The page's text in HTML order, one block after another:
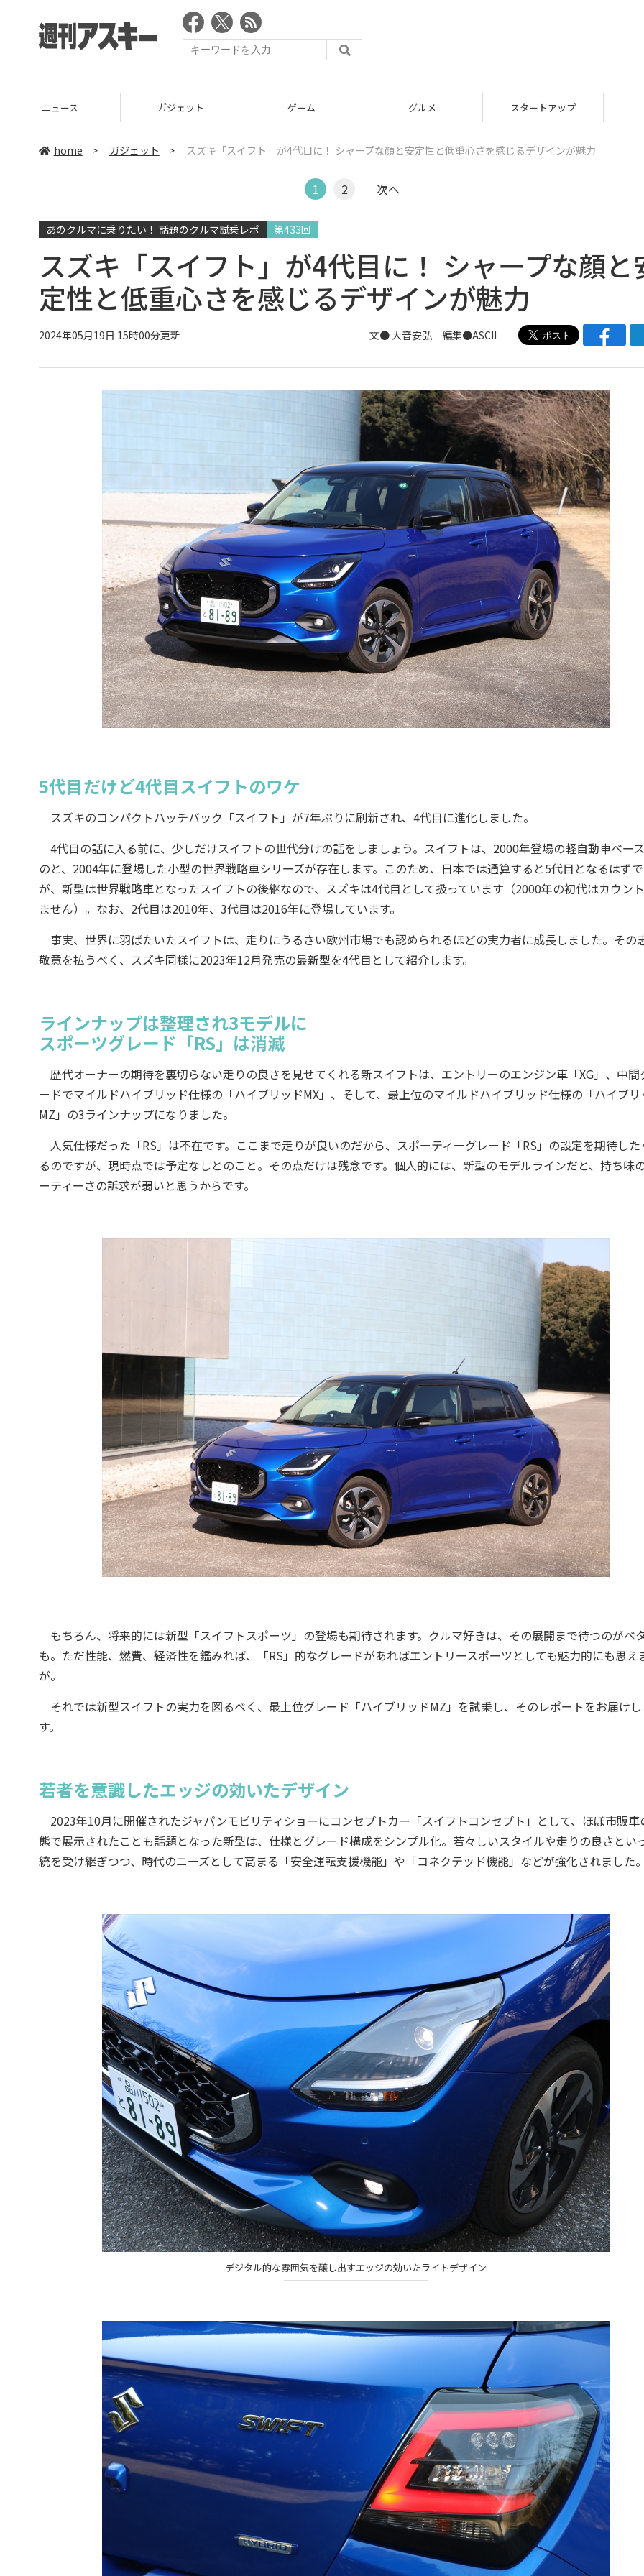
ニュース ガジェット ゲーム グルメ スタートアップ
home > ガジェット > スズキ「スイフト」が4代目に！ シャープな顔と安定性と低重心さを感じるデザインが魅力
1 2 次へ
あのクルマに乗りたい！ 話題のクルマ試乗レポ 第433回
スズキ「スイフト」が4代目に！ シャープな顔と
定性と低重心さを感じるデザインが魅力
2024年05月19日 15時00分更新 文● 大音安弘 編集●ASCII
5代目だけど4代目スイフトのワケ
スズキのコンパクトハッチバック「スイフト」が7年ぶりに刷新され、4代目に進化しました。
4代目の話に入る前に、少しだけスイフトの世代分けの話をしましょう。スイフトは、2000年登場の軽自動車ベー
のと、2004年に登場した小型の世界戦略車シリーズが存在します。このため、日本では通算すると5代目となるはず
が、新型は世界戦略車となったスイフトの後継なので、スズキは4代目として扱っています（2000年の初代はカウン
ません）。なお、2代目は2010年、3代目は2016年に登場しています。
事実、世界に羽ばたいたスイフトは、走りにうるさい欧州市場でも認められるほどの実力者に成長しました。その
敬意を払うべく、スズキ同様に2023年12月発売の最新型を4代目として紹介します。
ラインナップは整理され3モデルに
スポーツグレード「RS」は消滅
歴代オーナーの期待を裏切らない走りの良さを見せてくれる新スイフトは、エントリーのエンジン車「XG」、中間
ードでマイルドハイブリッド仕様の「ハイブリッドMX」、そして、最上位のマイルドハイブリッド仕様の「ハイブリ
MZ」の3ラインナップになりました。
人気仕様だった「RS」は不在です。ここまで走りが良いのだから、スポーティーグレード「RS」の設定を期待した
るのですが、現時点では予定なしとのこと。その点だけは残念です。個人的には、新型のモデルラインだと、持ち味
ーティーさの訴求が弱いと思うからです。
もちろん、将来的には新型「スイフトスポーツ」の登場も期待されます。クルマ好きは、その展開まで待つのがベ
も。ただ性能、燃費、経済性を鑑みれば、「RS」的なグレードがあればエントリースポーツとしても魅力的にも思え
が。
それでは新型スイフトの実力を図るべく、最上位グレード「ハイブリッドMZ」を試乗し、そのレポートをお届けし
す。
若者を意識したエッジの効いたデザイン
2023年10月に開催されたジャパンモビリティショーにコンセプトカー「スイフトコンセプト」として、ほぼ市販車
態で展示されたことも話題となった新型は、仕様とグレード構成をシンプル化。若々しいスタイルや走りの良さとい
統を受け継ぎつつ、時代のニーズとして高まる「安全運転支援機能」や「コネクテッド機能」などが強化されました。
デジタル的な雰囲気を醸し出すエッジの効いたライトデザイン